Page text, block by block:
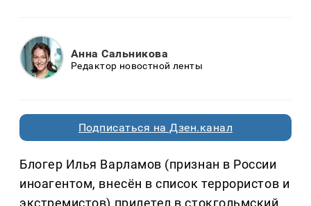
Анна Сальникова
Редактор новостной ленты
Подписаться на Дзен.канал
Блогер Илья Варламов (признан в России
иноагентом, внесён в список террористов и